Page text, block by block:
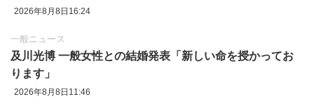
2026年8月8日16:24
一般ニュース
及川光博 一般女性との結婚発表「新しい命を授かってお
ります」
2026年8月8日11:46